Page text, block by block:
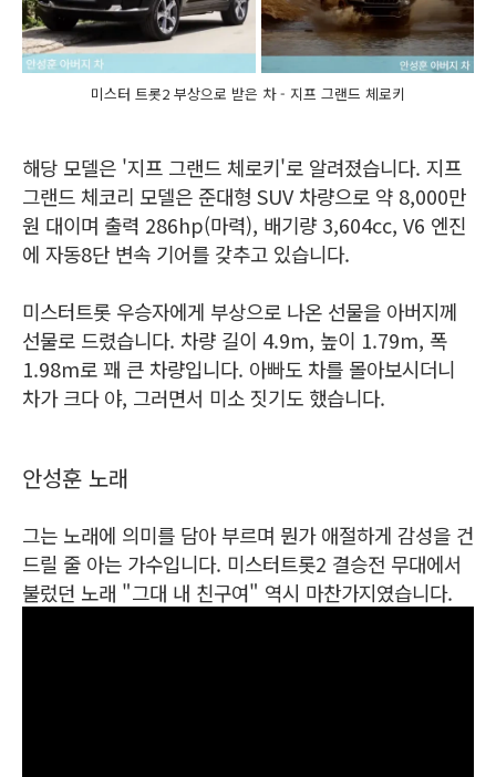
미스터 트롯2 부상으로 받은 차 - 지프 그랜드 체로키
해당 모델은 '지프 그랜드 체로키'로 알려졌습니다. 지프
그랜드 체코리 모델은 준대형 SUV 차량으로 약 8,000만
원 대이며 출력 286hp(마력), 배기량 3,604cc, V6 엔진
에 자동8단 변속 기어를 갖추고 있습니다.
미스터트롯 우승자에게 부상으로 나온 선물을 아버지께
선물로 드렸습니다. 차량 길이 4.9m, 높이 1.79m, 폭
1.98m로 꽤 큰 차량입니다. 아빠도 차를 몰아보시더니
차가 크다 야, 그러면서 미소 짓기도 했습니다.
안성훈 노래
그는 노래에 의미를 담아 부르며 뭔가 애절하게 감성을 건
드릴 줄 아는 가수입니다. 미스터트롯2 결승전 무대에서
불렀던 노래 "그대 내 친구여" 역시 마찬가지였습니다.